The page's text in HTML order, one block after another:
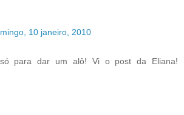
10 janeiro, 2010
para dar um alô! Vi o post da Eliana!